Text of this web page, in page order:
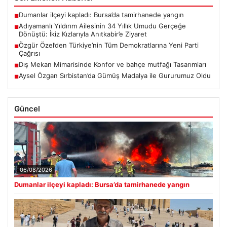
■Dumanlar ilçeyi kapladı: Bursa’da tamirhanede yangın
■Adıyamanlı Yıldırım Ailesinin 34 Yıllık Umudu Gerçeğe
Dönüştü: İkiz Kızlarıyla Anıtkabir’e Ziyaret
■Özgür Özel’den Türkiye’nin Tüm Demokratlarına Yeni Parti
Çağrısı
■Dış Mekan Mimarisinde Konfor ve bahçe mutfağı Tasarımları
■Aysel Özgan Sırbistan’da Gümüş Madalya ile Gururumuz Oldu
Güncel
06/08/2026
Dumanlar ilçeyi kapladı: Bursa’da tamirhanede yangın